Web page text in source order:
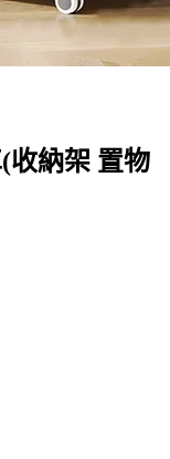
收納架 置物